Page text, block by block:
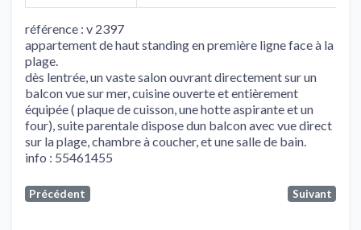
référence : v 2397
appartement de haut standing en première ligne face à la
plage.
dès lentrée, un vaste salon ouvrant directement sur un
balcon vue sur mer, cuisine ouverte et entièrement
équipée ( plaque de cuisson, une hotte aspirante et un
four), suite parentale dispose dun balcon avec vue direct
sur la plage, chambre à coucher, et une salle de bain.
info : 55461455
Précédent Suivant